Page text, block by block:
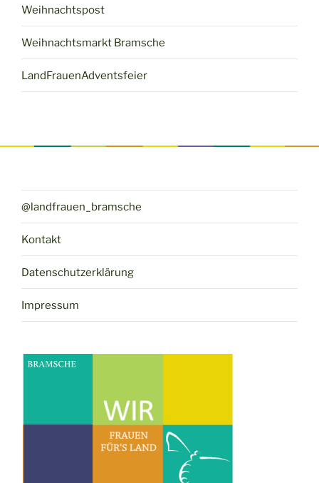
Weihnachtspost
Weihnachtsmarkt Bramsche
LandFrauenAdventsfeier
@landfrauen_bramsche
Kontakt
Datenschutzerklärung
Impressum